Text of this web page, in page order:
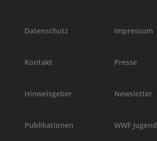
Datenschutz Impressum
Kontakt Presse
Hinweisgeber Newsletter
Publikationen WWF Jugend